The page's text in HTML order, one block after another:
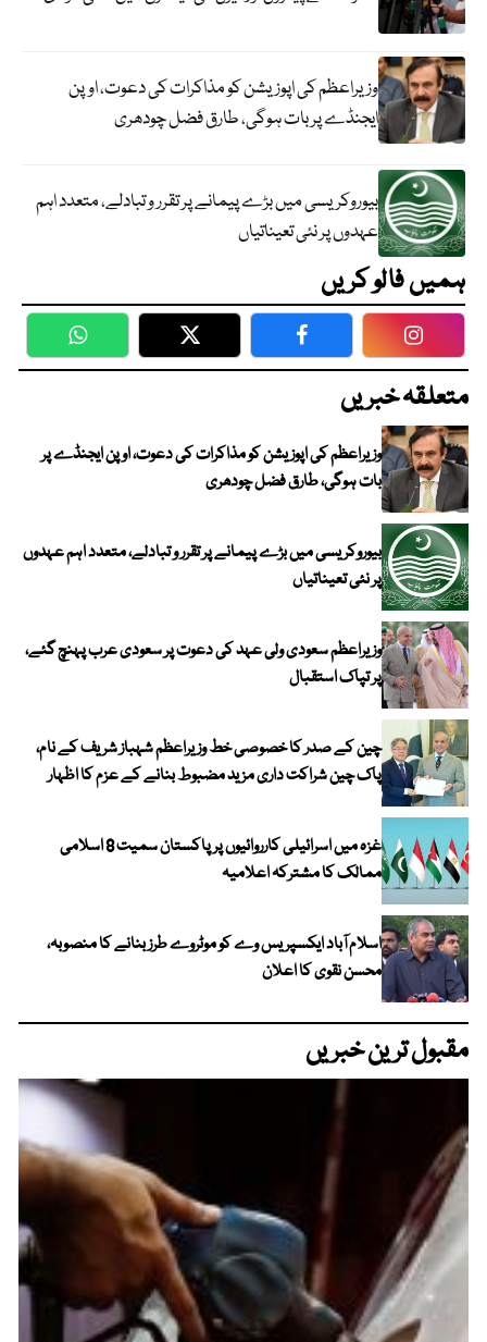
وزیراعظم کی اپوزیشن کو مذاکرات کی دعوت، اوپن
ایجنڈے پر بات ہوگی، طارق فضل چودھری
بیوروکریسی میں بڑے پیمانے پر تقرر و تبادلے، متعدد اہم
عہدوں پر نئی تعیناتیاں
ہمیں فالو کریں
WhatsApp Twitter Facebook
متعلقہ خبریں
وزیراعظم کی اپوزیشن کو مذاکرات کی دعوت، اوپن ایجنڈے پر
بات ہوگی، طارق فضل چودھری
بیوروکریسی میں بڑے پیمانے پر تقرر و تبادلے، متعدد اہم عہدوں
پر نئی تعیناتیاں
وزیراعظم سعودی ولی عہد کی دعوت پر سعودی عرب پہنچ گئے،
پر تپاک استقبال
چین کے صدر کا خصوصی خط وزیراعظم شہباز شریف کے نام،
پاک چین شراکت داری مزید مضبوط بنانے کے عزم کا اظہار
غزہ میں اسرائیلی کارروائیوں پر پاکستان سمیت 8 اسلامی
ممالک کا مشترکہ اعلامیہ
اسلام آباد ایکسپریس وے کو موٹروے طرز بنانے کا منصوبہ،
محسن نقوی کا اعلان
مقبول ترین خبریں